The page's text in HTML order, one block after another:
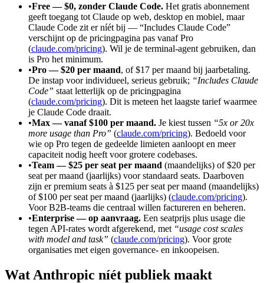
•Free — $0, zonder Claude Code. Het gratis abonnement
geeft toegang tot Claude op web, desktop en mobiel, maar
Claude Code zit er níét bij — “Includes Claude Code”
verschijnt op de pricingpagina pas vanaf Pro
(claude.com/pricing). Wil je de terminal-agent gebruiken, dan
is Pro het minimum.
•Pro — $20 per maand, of $17 per maand bij jaarbetaling.
De instap voor individueel, serieus gebruik; “Includes Claude
Code” staat letterlijk op de pricingpagina
(claude.com/pricing). Dit is meteen het laagste tarief waarmee
je Claude Code draait.
•Max — vanaf $100 per maand. Je kiest tussen “5x or 20x
more usage than Pro” (claude.com/pricing). Bedoeld voor
wie op Pro tegen de gedeelde limieten aanloopt en meer
capaciteit nodig heeft voor grotere codebases.
•Team — $25 per seat per maand (maandelijks) of $20 per
seat per maand (jaarlijks) voor standaard seats. Daarboven
zijn er premium seats à $125 per seat per maand (maandelijks)
of $100 per seat per maand (jaarlijks) (claude.com/pricing).
Voor B2B-teams die centraal willen factureren en beheren.
•Enterprise — op aanvraag. Een seatprijs plus usage die
tegen API-rates wordt afgerekend, met “usage cost scales
with model and task” (claude.com/pricing). Voor grote
organisaties met eigen governance- en inkoopeisen.
Wat Anthropic níét publiek maakt